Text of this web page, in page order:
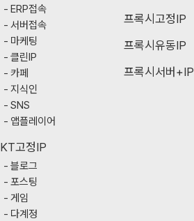
ERP접속
서버접속
마케팅
클린IP
카페
지식인
SNS
앱플레이어
KT고정IP
블로그
포스팅
게임
다계정
프록시고정IP
프록시유동IP
프록시서버+IP